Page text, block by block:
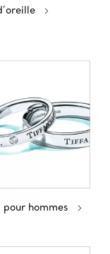
hommes